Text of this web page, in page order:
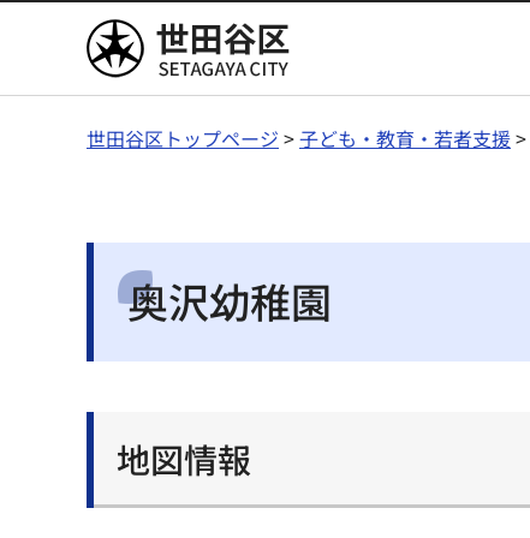
世田谷区
世田谷区トップページ >子ども・教育・若者支援>
奥沢幼稚園
地図情報